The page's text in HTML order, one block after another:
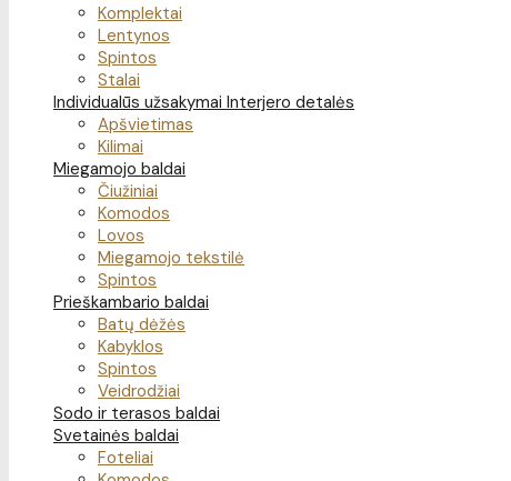
Komplektai
Lentynos
Spintos
Stalai
Individualūs užsakymai Interjero detalės
Apšvietimas
Kilimai
Miegamojo baldai
Čiužiniai
Komodos
Lovos
Miegamojo tekstilė
Spintos
Prieškambario baldai
Batų dėžės
Kabyklos
Spintos
Veidrodžiai
Sodo ir terasos baldai
Svetainės baldai
Foteliai